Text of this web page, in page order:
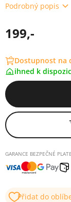
Podrobný popis
199,-
Dostupnost na
ihned k
GARANCE BEZPEČNÉ
Přidat do